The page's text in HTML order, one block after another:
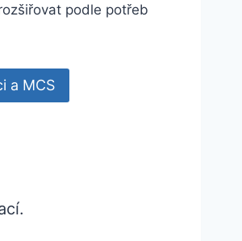
podle potřeb
a MCS